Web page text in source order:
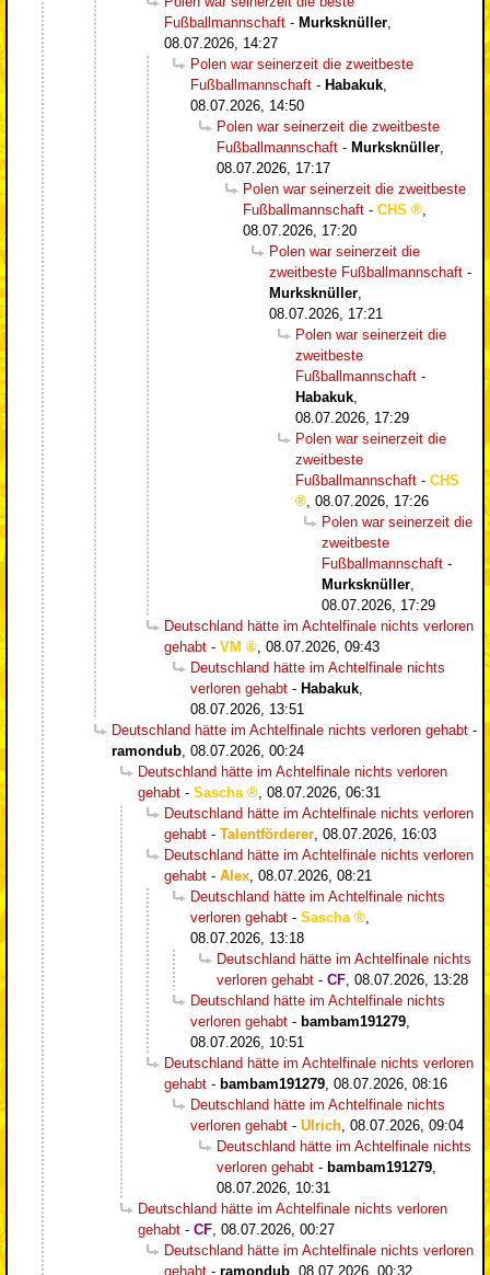
Fußballmannschaft - Murksknüller
08.07.2026, 14:27
Polen war seinerzeit die zweitbeste
Fußballmannschaft - Habakuk
08.07.2026, 14:50
Polen war seinerzeit die zweitbeste
Fußballmannschaft - Murksknüller
08.07.2026, 17:17
Polen war seinerzeit die zweitbeste
Fußballmannschaft - CHS
08.07.2026, 17:20
Polen war seinerzeit die
zweitbeste Fußballmannschaft -
Murksknüller
08.07.2026, 17:21
Polen war seinerzeit die
zweitbeste
Fußballmannschaft -
Habakuk
08.07.2026, 17:29
Polen war seinerzeit die
zweitbeste
Fußballmannschaft - CHS
08.07.2026, 17:26
Polen war seinerzeit die
zweitbeste
Fußballmannschaft -
Murksknüller
08.07.2026, 17:29
Deutschland hätte im Achtelfinale nichts verloren
gehabt - VM
08.07.2026, 09:43
Deutschland hätte im Achtelfinale nichts
verloren gehabt - Habakuk
08.07.2026, 13:51
Deutschland hätte im Achtelfinale nichts verloren gehabt -
ramondub 08.07.2026, 00:24
Deutschland hätte im Achtelfinale nichts verloren
gehabt - Sascha
08.07.2026, 06:31
Deutschland hätte im Achtelfinale nichts verloren
gehabt - Talentförderer 08.07.2026, 16:03
Deutschland hätte im Achtelfinale nichts verloren
gehabt - Alex 08.07.2026, 08:21
Deutschland hätte im Achtelfinale nichts
verloren gehabt - Sascha
08.07.2026, 13:18
Deutschland hätte im Achtelfinale nichts
verloren gehabt - CF 08.07.2026, 13:28
Deutschland hätte im Achtelfinale nichts
verloren gehabt - bambam191279
08.07.2026, 10:51
Deutschland hätte im Achtelfinale nichts verloren
gehabt - bambam191279 08.07.2026, 08:16
Deutschland hätte im Achtelfinale nichts
verloren gehabt - Ulrich 08.07.2026, 09:04
Deutschland hätte im Achtelfinale nichts
verloren gehabt - bambam191279
08.07.2026, 10:31
Deutschland hätte im Achtelfinale nichts verloren
gehabt - CF 08.07.2026, 00:27
Deutschland hätte im Achtelfinale nichts verloren
gehabt - ramondub 08.07.2026, 00:32